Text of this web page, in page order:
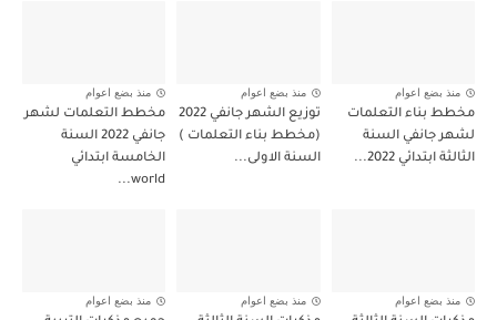
منذ بضع اعوام
مخطط بناء التعلمات
لشهر جانفي السنة
الثالثة ابتدائي 2022...
منذ بضع اعوام
توزيع الشهر جانفي 2022
(مخطط بناء التعلمات )
السنة الاولى...
منذ بضع اعوام
مخطط التعلمات لشهر
جانفي 2022 السنة
الخامسة ابتدائي
world...
منذ بضع اعوام منذ بضع اعوام منذ بضع اعوام